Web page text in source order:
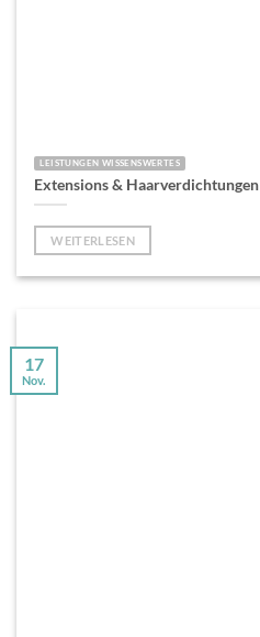
LEISTUNGEN WISSENSWERTES
Extensions & Haarverdichtungen
WEITERLESEN
17
Nov.